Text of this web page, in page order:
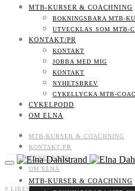
MTB-KURSER & COACHNING
BOKNINGSBARA MTB-
UTVECKLAS SOM MTB-
KONTAKT/PR
KONTAKT
JOBBA MED MIG
KONTAKT
NYHETSBREV
CYKELLYCKA MTB-
CYKELPODD
OM ELNA
MTB-KURSER & COACHNING
KONTAKT/PR
CYKELPODD
OM ELNA
0 LIKES
MTB-KURSER & COACHNING